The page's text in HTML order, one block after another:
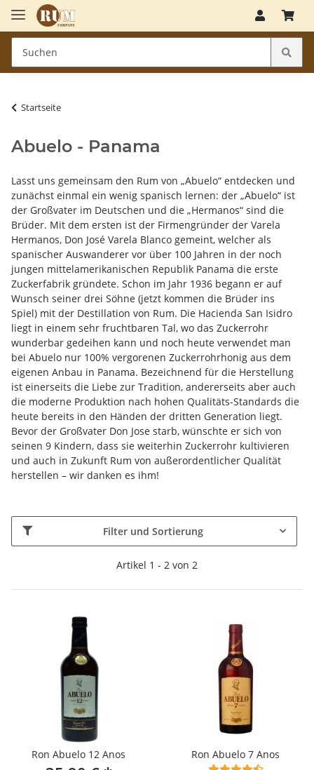
Startseite
Abuelo - Panama
Lasst uns gemeinsam den Rum von „Abuelo“ entdecken und
zunächst einmal ein wenig spanisch lernen: der „Abuelo“ ist
der Großvater im Deutschen und die „Hermanos“ sind die
Brüder. Mit dem ersten ist der Firmengründer der Varela
Hermanos, Don José Varela Blanco gemeint, welcher als
spanischer Auswanderer vor über 100 Jahren in der noch
jungen mittelamerikanischen Republik Panama die erste
Zuckerfabrik gründete. Schon im Jahr 1936 begann er auf
Wunsch seiner drei Söhne (jetzt kommen die Brüder ins
Spiel) mit der Destillation von Rum. Die Hacienda San Isidro
liegt in einem sehr fruchtbaren Tal, wo das Zuckerrohr
wunderbar gedeihen kann und noch heute verwendet man
bei Abuelo nur 100% vergorenen Zuckerrohrhonig aus dem
eigenen Anbau in Panama. Bezeichnend für die Herstellung
ist einerseits die Liebe zur Tradition, andererseits aber auch
die moderne Produktion nach hohen Qualitäts-Standards die
heute bereits in den Händen der dritten Generation liegt.
Bevor der Großvater Don Jose starb, wünschte er sich von
seinen 9 Kindern, dass sie weiterhin Zuckerrohr kultivieren
und auch in Zukunft Rum von außerordentlicher Qualität
herstellen – wir danken es ihm!
Filter und Sortierung
Artikel 1 - 2 von 2
Ron Abuelo 12 Anos Ron Abuelo 7 Anos